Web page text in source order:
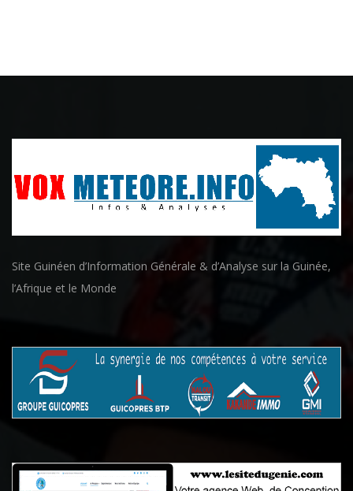
Site Guinéen d’Information Générale & d’Analyse sur la Guinée,
l’Afrique et le Monde